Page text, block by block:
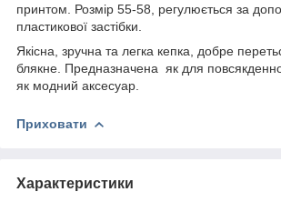
принтом. Розмір 55-58, регулюється за
пластикової застібки.
Якісна, зручна та легка кепка, добре
блякне. Предназначена як для
як модний аксесуар.
Приховати
Характеристики